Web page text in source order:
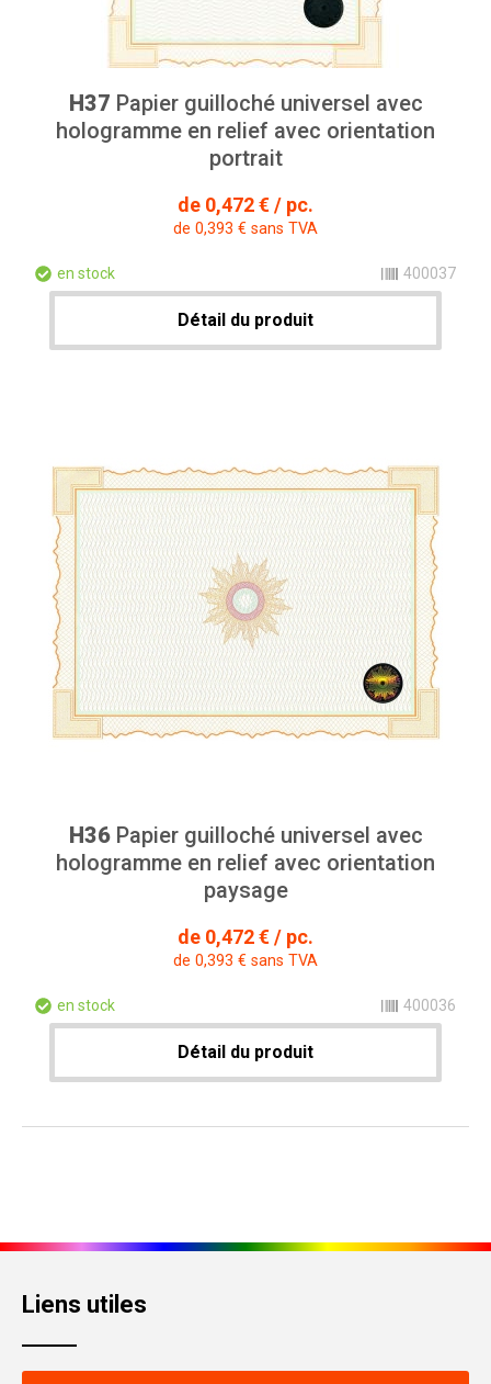
H37 Papier guilloché universel avec
hologramme en relief avec orientation
portrait
de 0,472 € / pc.
de 0,393 € sans TVA
en stock 400037
Détail du produit
H36Papier guilloché universel avec
hologramme en relief avec orientation
paysage
de 0,472 € / pc.
de 0,393 € sans TVA
en stock 400036
Détail du produit
Liens utiles